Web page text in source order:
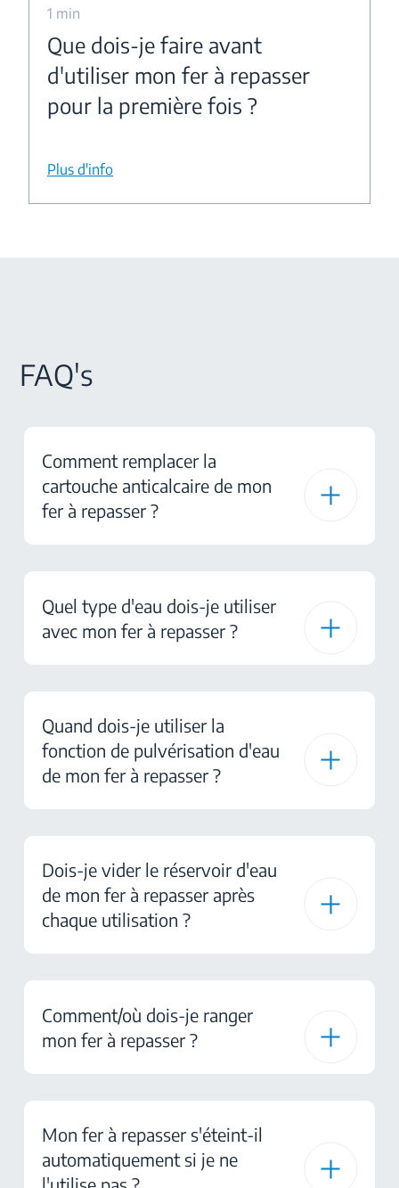
1 min
Que dois-je faire avant
d'utiliser mon fer à repasser
pour la première fois ?
Plus d'info
FAQ's
Comment remplacer la
cartouche anticalcaire de mon
fer à repasser ?
Quel type d'eau dois-je utiliser
avec mon fer à repasser ?
Quand dois-je utiliser la
fonction de pulvérisation d'eau
de mon fer à repasser ?
Dois-je vider le réservoir d'eau
de mon fer à repasser après
chaque utilisation ?
Comment/où dois-je ranger
mon fer à repasser ?
Mon fer à repasser s'éteint-il
automatiquement si je ne